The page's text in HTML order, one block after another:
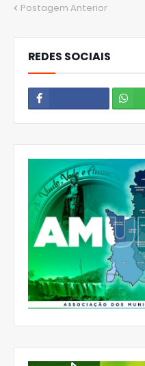
Postagem Anterior
REDES SOCIAIS